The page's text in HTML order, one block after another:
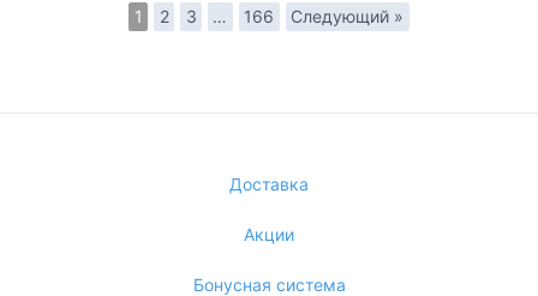
1 2 3 … 166 Следующий »
Доставка
Акции
Бонусная система